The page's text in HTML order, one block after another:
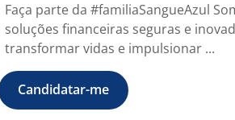
Faça parte da #familiaSangueAzul
soluções financeiras seguras e
transformar vidas e impulsionar ...
Candidatar-me